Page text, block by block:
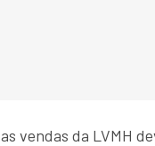
vendas da LVMH